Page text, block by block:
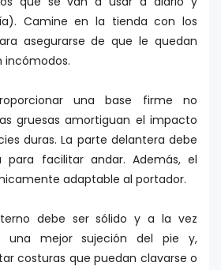
Camine en la tienda con los
asegurarse de que le quedan
incómodos.
una base firme no
gruesas amortiguan el impacto
duras. La parte delantera debe
para facilitar andar. Además, el
adaptable al portador.
debe ser sólido y a la vez
una mejor sujeción del pie y,
costuras que puedan clavarse o